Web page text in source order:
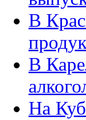
В
В
На